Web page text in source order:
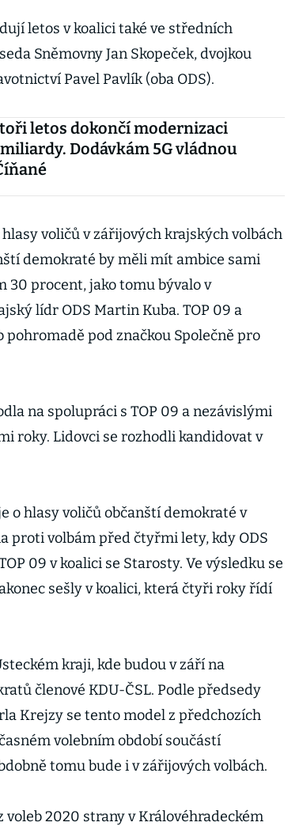
letos v koalici také ve středních
Sněmovny Jan Skopeček, dvojkou
Pavel Pavlík (oba ODS).
letos dokončí modernizaci
Dodávkám 5G vládnou
voličů v zářijových krajských volbách
demokraté by měli mít ambice sami
30 procent, jako tomu bývalo v
lídr ODS Martin Kuba. TOP 09 a
pod značkou Společně pro
na spolupráci s TOP 09 a nezávislými
roky. Lidovci se rozhodli kandidovat v
o hlasy voličů občanští demokraté v
proti volbám před čtyřmi lety, kdy ODS
09 v koalici se Starosty. Ve výsledku se
sešly v koalici, která čtyři roky řídí
kraji, kde budou v září na
členové KDU-ČSL. Podle předsedy
Krejzy se tento model z předchozích
volebním období součástí
tomu bude i v zářijových volbách.
voleb 2020 strany v Královéhradeckém